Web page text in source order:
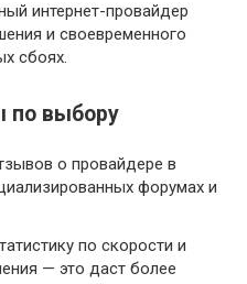
интернет-провайдер
и своевременного
сбоях.
по выбору
о провайдере в
форумах и
по скорости и
— это даст более